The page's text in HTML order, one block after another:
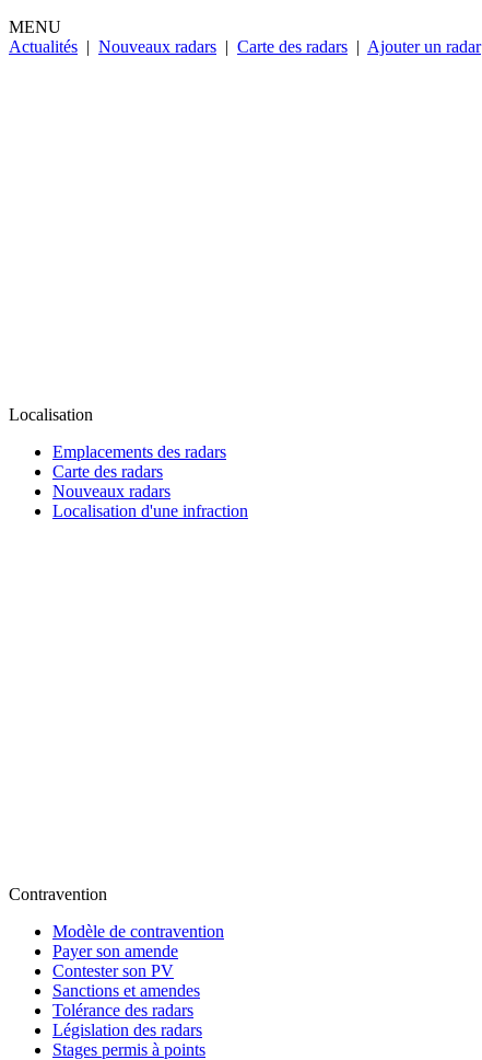
MENU
Actualités | Nouveaux radars | Carte des radars | Ajouter un radar
Localisation
Emplacements des radars
Carte des radars
Nouveaux radars
Localisation d'une infraction
Contravention
Modèle de contravention
Payer son amende
Contester son PV
Sanctions et amendes
Tolérance des radars
Législation des radars
Stages permis à points